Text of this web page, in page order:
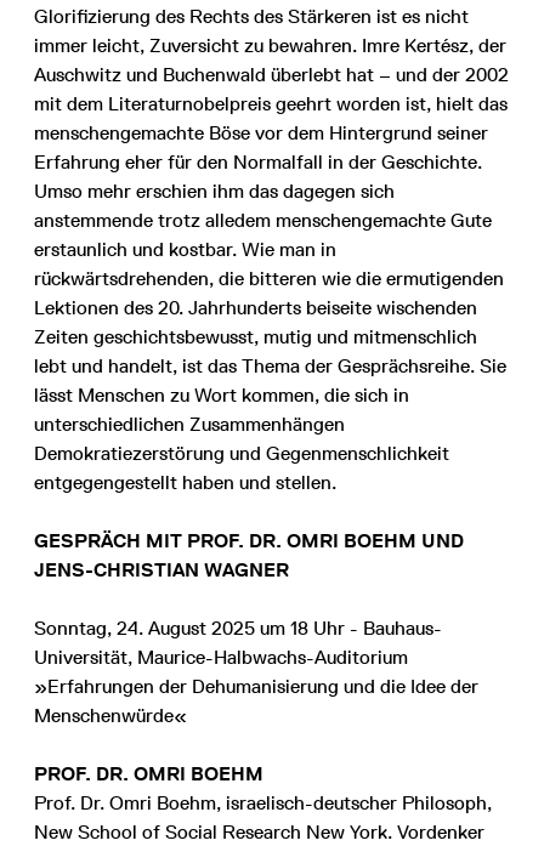
Glorifizierung des Rechts des Stärkeren ist es nicht
immer leicht, Zuversicht zu bewahren. Imre Kertész, der
Auschwitz und Buchenwald überlebt hat – und der 2002
mit dem Literaturnobelpreis geehrt worden ist, hielt das
menschengemachte Böse vor dem Hintergrund seiner
Erfahrung eher für den Normalfall in der Geschichte.
Umso mehr erschien ihm das dagegen sich
anstemmende trotz alledem menschengemachte Gute
erstaunlich und kostbar. Wie man in
rückwärtsdrehenden, die bitteren wie die ermutigenden
Lektionen des 20. Jahrhunderts beiseite wischenden
Zeiten geschichtsbewusst, mutig und mitmenschlich
lebt und handelt, ist das Thema der Gesprächsreihe. Sie
lässt Menschen zu Wort kommen, die sich in
unterschiedlichen Zusammenhängen
Demokratiezerstörung und Gegenmenschlichkeit
entgegengestellt haben und stellen.
GESPRÄCH MIT PROF. DR. OMRI BOEHM UND
JENS-CHRISTIAN WAGNER
Sonntag, 24. August 2025 um 18 Uhr - Bauhaus-
Universität, Maurice-Halbwachs-Auditorium
»Erfahrungen der Dehumanisierung und die Idee der
Menschenwürde«
PROF. DR. OMRI BOEHM
Prof. Dr. Omri Boehm, israelisch-deutscher Philosoph,
New School of Social Research New York. Vordenker